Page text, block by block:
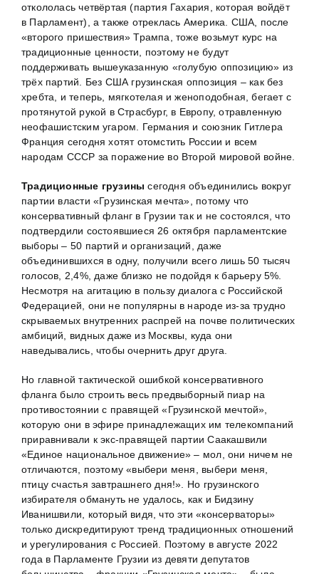
откололась четвёртая (партия Гахария, которая войдёт
в Парламент), а также отреклась Америка. США, после
«второго пришествия» Трампа, тоже возьмут курс на
традиционные ценности, поэтому не будут
поддерживать вышеуказанную «голубую оппозицию» из
трёх партий. Без США грузинская оппозиция – как без
хребта, и теперь, мягкотелая и женоподобная, бегает с
протянутой рукой в Страсбург, в Европу, отравленную
неофашистским угаром. Германия и союзник Гитлера
Франция сегодня хотят отомстить России и всем
народам СССР за поражение во Второй мировой войне.
Традиционные грузины сегодня объединились вокруг
партии власти «Грузинская мечта», потому что
консервативный фланг в Грузии так и не состоялся, что
подтвердили состоявшиеся 26 октября парламентские
выборы – 50 партий и организаций, даже
объединившихся в одну, получили всего лишь 50 тысяч
голосов, 2,4%, даже близко не подойдя к барьеру 5%.
Несмотря на агитацию в пользу диалога с Российской
Федерацией, они не популярны в народе из-за трудно
скрываемых внутренних распрей на почве политических
амбиций, видных даже из Москвы, куда они
наведывались, чтобы очернить друг друга.
Но главной тактической ошибкой консервативного
фланга было строить весь предвыборный пиар на
противостоянии с правящей «Грузинской мечтой»,
которую они в эфире принадлежащих им телекомпаний
приравнивали к экс-правящей партии Саакашвили
«Единое национальное движение» – мол, они ничем не
отличаются, поэтому «выбери меня, выбери меня,
птицу счастья завтрашнего дня!». Но грузинского
избирателя обмануть не удалось, как и Бидзину
Иванишвили, который видя, что эти «консерваторы»
только дискредитируют тренд традиционных отношений
и урегулирования с Россией. Поэтому в августе 2022
года в Парламенте Грузии из девяти депутатов